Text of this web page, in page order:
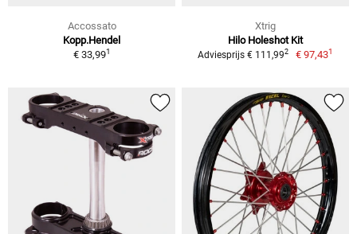
Accossato
Kopp.Hendel
€ 33,991
Xtrig
Hilo Holeshot Kit
Adviesprijs € 111,992 € 97,431